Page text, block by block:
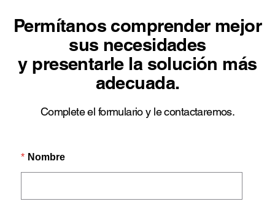
Permítanos comprender mejor
sus necesidades
y presentarle la solución más
adecuada.
Complete el formulario y le contactaremos.